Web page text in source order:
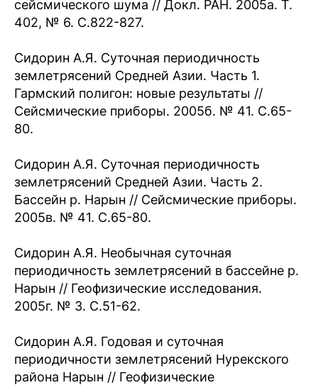
сейсмического шума // Докл. РАН. 2005а. Т.
402, № 6. С.822-827.
Сидорин А.Я. Суточная периодичность
землетрясений Средней Азии. Часть 1.
Гармский полигон: новые результаты //
Сейсмические приборы. 2005б. № 41. С.65-
80.
Сидорин А.Я. Суточная периодичность
землетрясений Средней Азии. Часть 2.
Бассейн р. Нарын // Сейсмические приборы.
2005в. № 41. С.65-80.
Сидорин А.Я. Необычная суточная
периодичность землетрясений в бассейне р.
Нарын // Геофизические исследования.
2005г. № 3. С.51-62.
Сидорин А.Я. Годовая и суточная
периодичности землетрясений Нурекского
района Нарын // Геофизические